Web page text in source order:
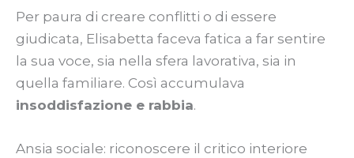
Per paura di creare conflitti o di essere
giudicata, Elisabetta faceva fatica a far sentire
la sua voce, sia nella sfera lavorativa, sia in
quella familiare. Così accumulava
insoddisfazione e rabbia.
Ansia sociale: riconoscere il critico interiore